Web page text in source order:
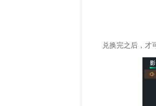
兑换完之后，才